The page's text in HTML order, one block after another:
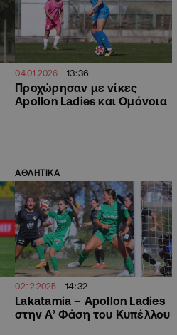
04.01.2026 13:36
Προχώρησαν με νίκες
Apollon Ladies και Ομόνοια
ΑΘΛΗΤΙΚΑ
02.12.2025 14:32
Lakatamia – Apollon Ladies
στην Α’ Φάση του Κυπέλλου